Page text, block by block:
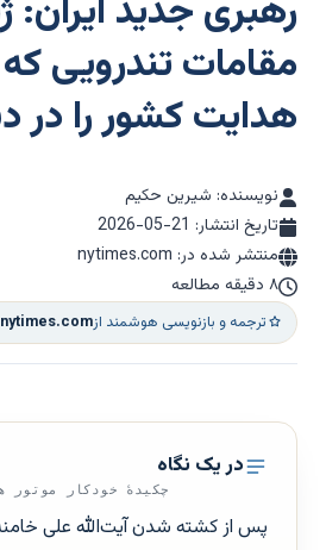
رهبری جدید ایران:
مقامات تندرویی
هدایت کشور را در
نویسنده: شیرین حکیم
تاریخ انتشار: 2026-05-21
منتشر شده در: nytimes.com
۸ دقیقه مطالعه
ترجمه و بازنویسی هوشمند ازnytimes.com
در یک نگاه
چکیدهٔ خودکار موتور
پس از کشته شدن آیت‌الله علی